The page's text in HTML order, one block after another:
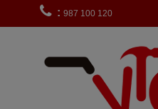
: 987 100 120